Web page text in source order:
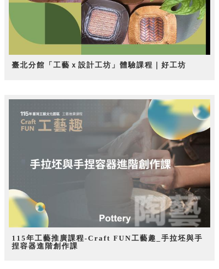
臺北分館「工藝ｘ設計工坊」體驗課程｜好工坊
115年工藝推廣課程-Craft FUN工藝趣_手拉坯與手
捏容器進階創作課